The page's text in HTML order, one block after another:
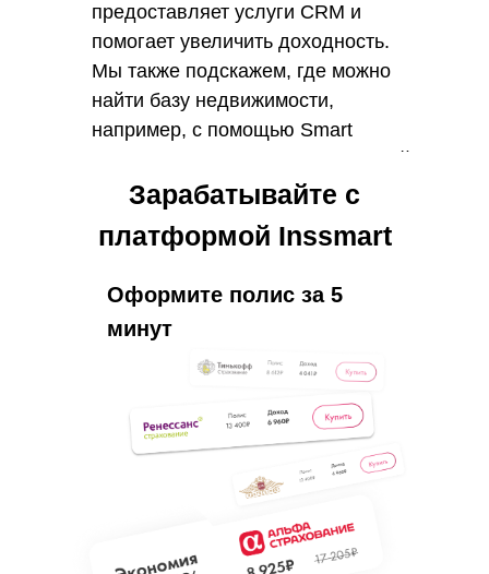
предоставляет услуги CRM и
помогает увеличить доходность.
Мы также подскажем, где можно
найти базу недвижимости,
например, с помощью Smart
бизнес в сфере недвижимости, то
вас.
Оформите полис за 5
минут
Зарабатывайте с
платформой Inssmart